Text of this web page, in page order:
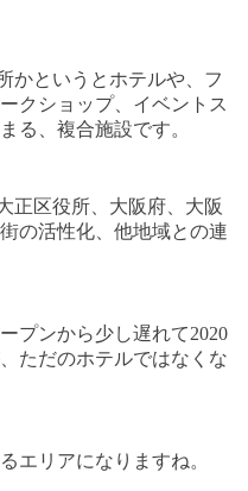
かというとホテルや、フ
クショップ、イベントス
る、複合施設です。
正区役所、大阪府、大阪
の活性化、他地域との連
プンから少し遅れて2020
ただのホテルではなくな
エリアになりますね。